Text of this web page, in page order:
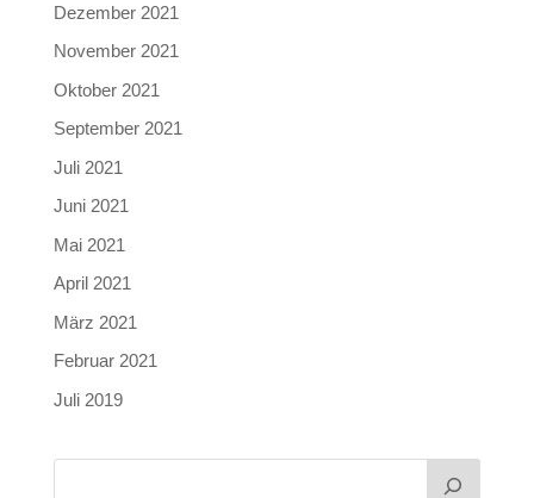
Dezember 2021
November 2021
Oktober 2021
September 2021
Juli 2021
Juni 2021
Mai 2021
April 2021
März 2021
Februar 2021
Juli 2019